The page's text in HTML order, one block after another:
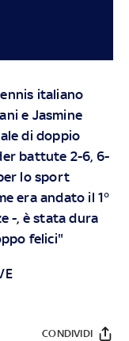
italiano
e Jasmine
di doppio
battute 2-6, 6-
lo sport
era andato il 1°
-, è stata dura
felici"
CONDIVIDI